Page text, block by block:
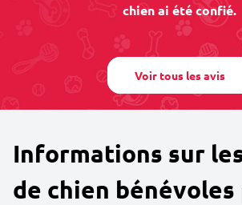
chien ai été confié.
Voir tous les avis
Informations sur
de chien bénévoles